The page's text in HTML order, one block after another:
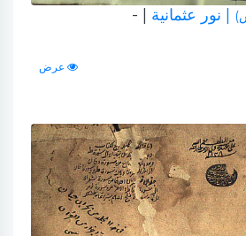
| نور عثمانية | -
عرض